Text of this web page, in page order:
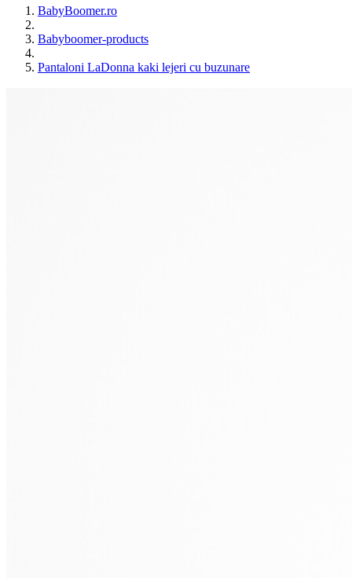
BabyBoomer.ro
Babyboomer-products
Pantaloni LaDonna kaki lejeri cu buzunare